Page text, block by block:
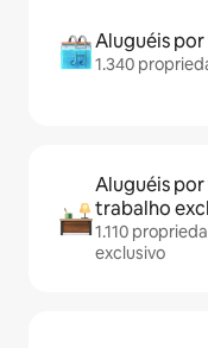
Aluguéis
1.340
Aluguéis
trabalho
1.110
exclusivo